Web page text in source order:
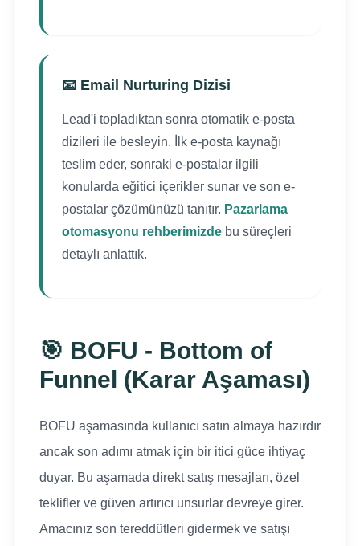
📧 Email Nurturing Dizisi
Lead'i topladıktan sonra otomatik e-posta
dizileri ile besleyin. İlk e-posta kaynağı
teslim eder, sonraki e-postalar ilgili
konularda eğitici içerikler sunar ve son e-
postalar çözümünüzü tanıtır. Pazarlama
otomasyonu rehberimizde bu süreçleri
detaylı anlattık.
🎯 BOFU - Bottom of
Funnel (Karar Aşaması)
BOFU aşamasında kullanıcı satın almaya hazırdır
ancak son adımı atmak için bir itici güce ihtiyaç
duyar. Bu aşamada direkt satış mesajları, özel
teklifler ve güven artırıcı unsurlar devreye girer.
Amacınız son tereddütleri gidermek ve satışı